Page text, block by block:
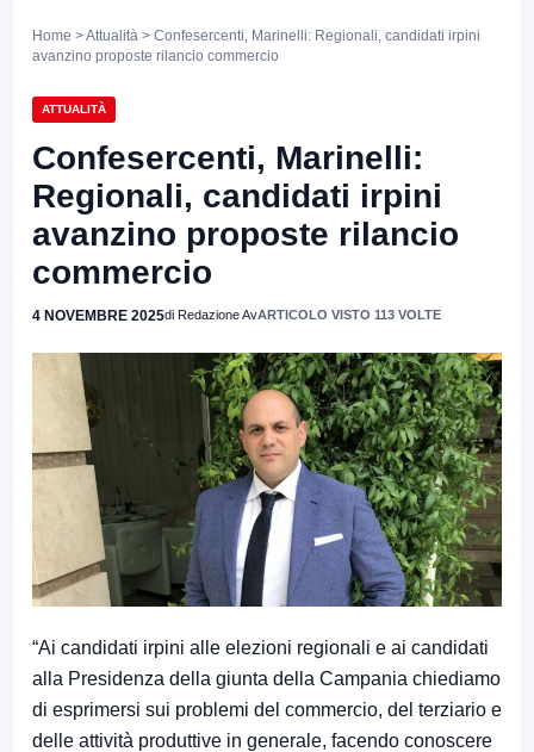
Home >Attualità > Confesercenti, Marinelli: Regionali, candidati irpini
avanzino proposte rilancio commercio
ATTUALITÀ
Confesercenti, Marinelli:
Regionali, candidati irpini
avanzino proposte rilancio
commercio
4 NOVEMBRE 2025di Redazione AvARTICOLO VISTO 113 VOLTE
“Ai candidati irpini alle elezioni regionali e ai candidati
alla Presidenza della giunta della Campania chiediamo
di esprimersi sui problemi del commercio, del terziario e
delle attività produttive in generale, facendo conoscere